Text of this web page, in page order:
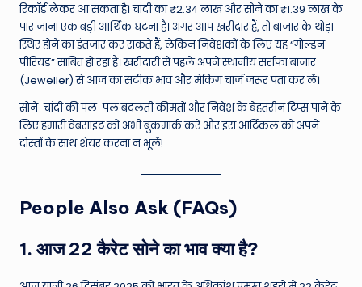
रिकॉर्ड लेकर आ सकता है। चांदी का ₹2.34 लाख और सोने का ₹1.39 लाख के
पार जाना एक बड़ी आर्थिक घटना है। अगर आप खरीदार हैं, तो बाजार के थोड़ा
स्थिर होने का इंतजार कर सकते हैं, लेकिन निवेशकों के लिए यह “गोल्डन
पीरियड” साबित हो रहा है। खरीदारी से पहले अपने स्थानीय सर्राफा बाजार
(Jeweller) से आज का सटीक भाव और मेकिंग चार्ज जरूर पता कर लें।
सोने-चांदी की पल-पल बदलती कीमतों और निवेश के बेहतरीन टिप्स पाने के
लिए हमारी वेबसाइट को अभी बुकमार्क करें और इस आर्टिकल को अपने
दोस्तों के साथ शेयर करना न भूलें!
People Also Ask (FAQs)
1. आज 22 कैरेट सोने का भाव क्या है?